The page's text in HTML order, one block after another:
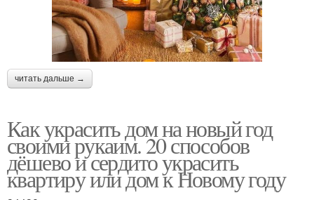
читать дальше →
Как украсить дом на новый год
своими рукаим. 20 способов
дёшево и сердито украсить
квартиру или дом к Новому году